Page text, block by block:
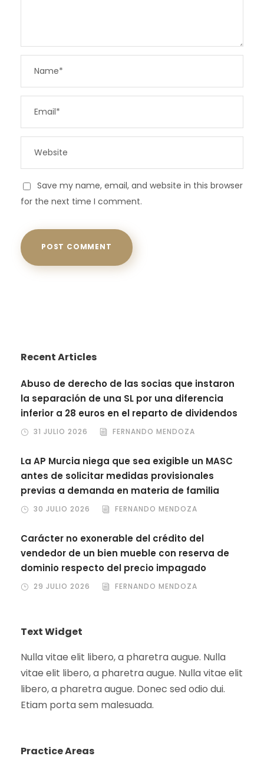
Save my name, email, and website in this browser
for the next time I comment.
Recent Articles
Abuso de derecho de las socias que instaron
la separación de una SL por una diferencia
inferior a 28 euros en el reparto de dividendos
31 JULIO 2026 FERNANDO MENDOZA
La AP Murcia niega que sea exigible un MASC
antes de solicitar medidas provisionales
previas a demanda en materia de familia
30 JULIO 2026 FERNANDO MENDOZA
Carácter no exonerable del crédito del
vendedor de un bien mueble con reserva de
dominio respecto del precio impagado
29 JULIO 2026 FERNANDO MENDOZA
Text Widget
Nulla vitae elit libero, a pharetra augue. Nulla
vitae elit libero, a pharetra augue. Nulla vitae elit
libero, a pharetra augue. Donec sed odio dui.
Etiam porta sem malesuada.
Practice Areas